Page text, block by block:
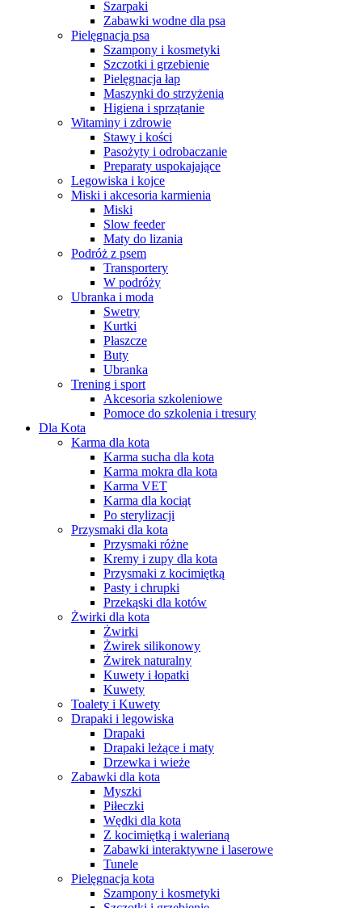
Szarpaki
Zabawki wodne dla psa
Pielęgnacja psa
Szampony i kosmetyki
Szczotki i grzebienie
Pielęgnacja łap
Maszynki do strzyżenia
Higiena i sprzątanie
Witaminy i zdrowie
Stawy i kości
Pasożyty i odrobaczanie
Preparaty uspokajające
Legowiska i kojce
Miski i akcesoria karmienia
Miski
Slow feeder
Maty do lizania
Podróż z psem
Transportery
W podróży
Ubranka i moda
Swetry
Kurtki
Płaszcze
Buty
Ubranka
Trening i sport
Akcesoria szkoleniowe
Pomoce do szkolenia i tresury
Dla Kota
Karma dla kota
Karma sucha dla kota
Karma mokra dla kota
Karma VET
Karma dla kociąt
Po sterylizacji
Przysmaki dla kota
Przysmaki różne
Kremy i zupy dla kota
Przysmaki z kocimiętką
Pasty i chrupki
Przekąski dla kotów
Żwirki dla kota
Żwirki
Żwirek silikonowy
Żwirek naturalny
Kuwety i łopatki
Kuwety
Toalety i Kuwety
Drapaki i legowiska
Drapaki
Drapaki leżące i maty
Drzewka i wieże
Zabawki dla kota
Myszki
Piłeczki
Wędki dla kota
Z kocimiętką i walerianą
Zabawki interaktywne i laserowe
Tunele
Pielęgnacja kota
Szampony i kosmetyki